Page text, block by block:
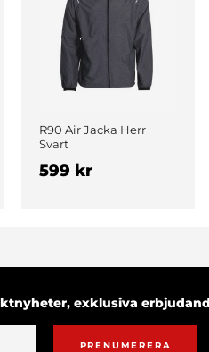
R90 Air Jacka Herr
Svart
599 kr
exklusiva
PRENUMERERA